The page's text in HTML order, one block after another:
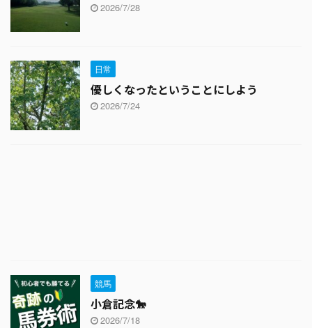
2026/7/28
日常
優しくなったということにしよう
2026/7/24
競馬
小倉記念🐎
2026/7/18